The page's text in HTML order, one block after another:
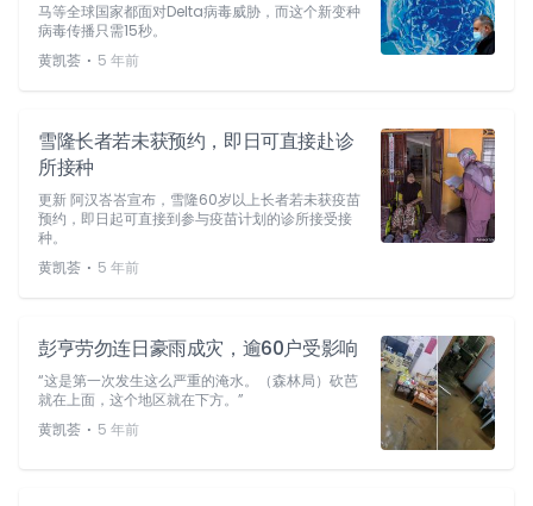
马等全球国家都面对Delta病毒威胁，而这个新变种
病毒传播只需15秒。
黄凯荟 ⋅ 5 年前
雪隆长者若未获预约，即日可直接赴诊
所接种
更新 阿汉峇峇宣布，雪隆60岁以上长者若未获疫苗
预约，即日起可直接到参与疫苗计划的诊所接受接
种。
黄凯荟 ⋅ 5 年前
彭亨劳勿连日豪雨成灾，逾60户受影响
“这是第一次发生这么严重的淹水。（森林局）砍芭
就在上面，这个地区就在下方。”
黄凯荟 ⋅ 5 年前